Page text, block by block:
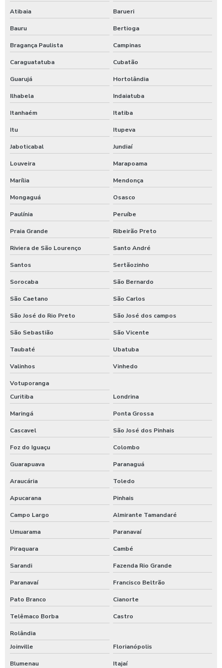
Atibaia Barueri
Bauru Bertioga
Bragança Paulista Campinas
Caraguatatuba Cubatão
Guarujá Hortolândia
Ilhabela Indaiatuba
Itanhaém Itatiba
Itu Itupeva
Jaboticabal Jundiaí
Louveira Marapoama
Marília Mendonça
Mongaguá Osasco
Paulínia Peruíbe
Praia Grande Ribeirão Preto
Riviera de São Lourenço Santo André
Santos Sertãozinho
Sorocaba São Bernardo
São Caetano São Carlos
São José do Rio Preto São José dos campos
São Sebastião São Vicente
Taubaté Ubatuba
Valinhos Vinhedo
Votuporanga
Curitiba
Londrina
Maringá Ponta Grossa
Cascavel São José dos Pinhais
Foz do Iguaçu Colombo
Guarapuava Paranaguá
Araucária Toledo
Apucarana Pinhais
Campo Largo Almirante Tamandaré
Umuarama Paranavaí
Piraquara Cambé
Sarandi Fazenda Rio Grande
Paranavaí Francisco Beltrão
Pato Branco Cianorte
Telêmaco Borba Castro
Rolândia
Joinville
Florianópolis
Blumenau Itajaí